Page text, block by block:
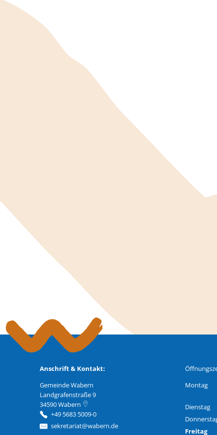
Anschrift & Kontakt:
Gemeinde Wabern
Landgrafenstraße 9
34590Wabern
+49 5683 5009-0
sekretariat@wabern.de
Montag
Dienstag
Freitag